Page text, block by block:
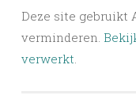
Deze site gebruikt
verminderen.
verwerkt.